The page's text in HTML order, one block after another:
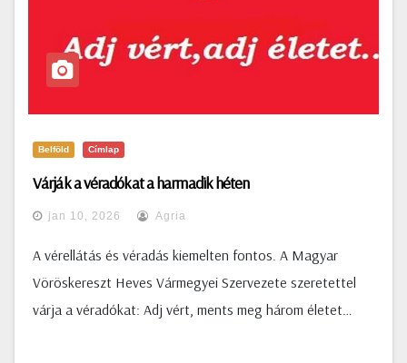
Belföld Címlap
Várják a véradókat a harmadik héten
jan 10, 2026 Agria
A vérellátás és véradás kiemelten fontos. A Magyar
Vöröskereszt Heves Vármegyei Szervezete szeretettel
várja a véradókat: Adj vért, ments meg három életet…